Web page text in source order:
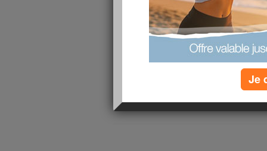
fruits et
Je